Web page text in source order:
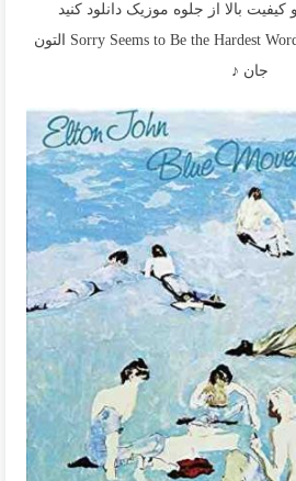
بالا از جلوه موزیک دانلود کنید
♪ پخش آنلاین + متن ترانه Sorry Seems to Be the Hardest Word التون
جان ♪